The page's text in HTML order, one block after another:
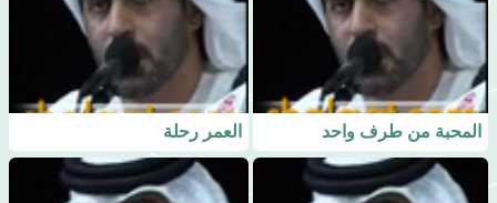
المحبة من طرف واحد العمر رحلة